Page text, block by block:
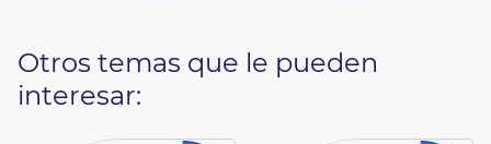
Otros temas que le pueden
interesar: